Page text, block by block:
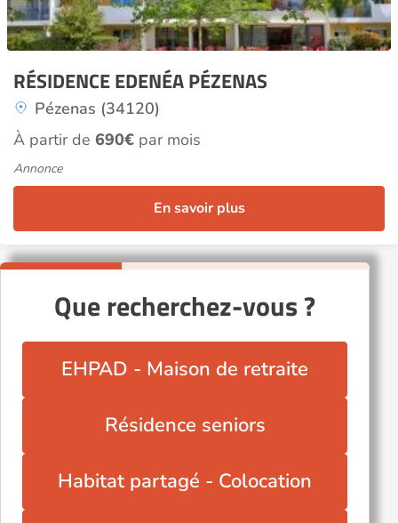
RÉSIDENCE EDENÉA PÉZENAS
Pézenas (34120)
À partir de 690€ par mois
Annonce
En savoir plus
Que recherchez-vous ?
EHPAD - Maison de retraite
Résidence seniors
Habitat partagé - Colocation